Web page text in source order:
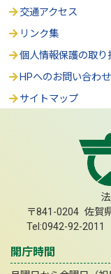
交通アクセス
リンク集
個人情報保護の取り
HPへのお問い合わせ
サイトマップ
〒841-0204 佐賀
Tel:0942-92-2011
開庁時間